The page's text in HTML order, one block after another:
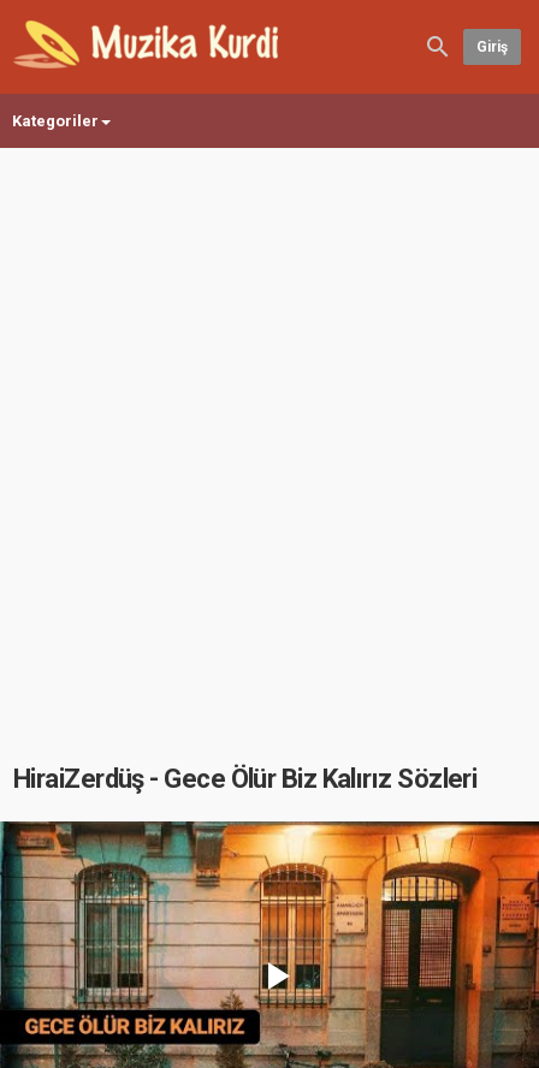
Giriş
Kategoriler
HiraiZerdüş - Gece Ölür Biz Kalırız Sözleri
Play